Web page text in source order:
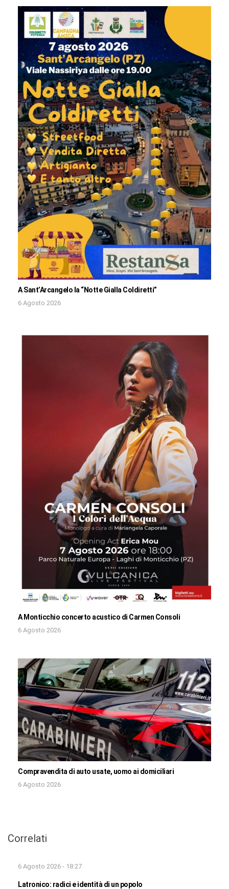
A Sant’Arcangelo la “Notte Gialla Coldiretti”
6 Agosto 2026
A Monticchio concerto acustico di Carmen Consoli
6 Agosto 2026
Compravendita di auto usate, uomo ai domiciliari
6 Agosto 2026
Correlati
6 Agosto 2026 - 18:27
Latronico: radici e identità di un popolo